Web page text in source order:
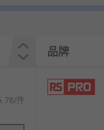
，拆下设备并将其
仪表和数据采集
品牌
件